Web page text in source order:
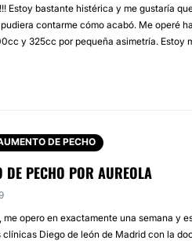
Estoy bastante histérica y me gustaría
contarme cómo acabó. Me operé
y 325cc por pequeña asimetría. Estoy
DE PECHO
DE PECHO POR AUREOLA
me opero en exactamente una semana y
clínicas Diego de león de Madrid con la